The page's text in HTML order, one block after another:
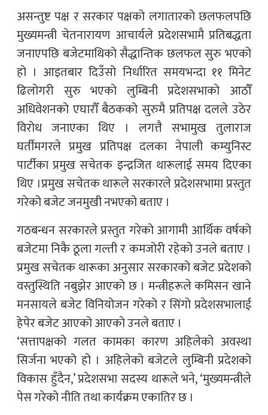
असन्तुष्ट पक्ष र सरकार पक्षको लगातारको छलफलपछि
मुख्यमन्त्री चेतनारायण आचार्यले प्रदेशसभामै प्रतिबद्धता
जनाएपछि बजेटमाथिको सैद्धान्तिक छलफल सुरु भएको
हो । आइतबार दिउँसो निर्धारित समयभन्दा ११ मिनेट
ढिलोगरी सुरु भएको लुम्बिनी प्रदेशसभाको आठौँ
अधिवेशनको एघारौँ बैठकको सुरुमै प्रतिपक्ष दलले उठेर
विरोध जनाएका थिए । लगत्तै सभामुख तुलाराज
घर्तीमगरले प्रमुख प्रतिपक्ष दलका नेपाली कम्युनिस्ट
पार्टीका प्रमुख सचेतक इन्द्रजित थारूलाई समय दिएका
थिए ।प्रमुख सचेतक थारूले सरकारले प्रदेशसभामा प्रस्तुत
गरेको बजेट जनमुखी नभएको बताए ।
गठबन्धन सरकारले प्रस्तुत गरेको आगामी आर्थिक वर्षको
बजेटमा निकै ठूला गल्ती र कमजोरी रहेको उनले बताए ।
प्रमुख सचेतक थारूका अनुसार सरकारको बजेट प्रदेशको
वस्तुस्थिति नबुझेर आएको छ । मन्त्रीहरूले कमिसन खाने
मनसायले बजेट विनियोजन गरेको र सिंगो प्रदेशसभालाई
हेपेर बजेट आएको आएको उनले बताए ।
‘सत्तापक्षको गलत कामका कारण अहिलेको अवस्था
सिर्जना भएको हो । अहिलेको बजेटले लुम्बिनी प्रदेशको
विकास हुँदैन,’ प्रदेशसभा सदस्य थारूले भने, ‘मुख्यमन्त्रीले
पेस गरेको नीति तथा कार्यक्रम एकातिर छ ।